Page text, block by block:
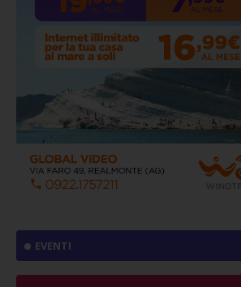
EVENTI